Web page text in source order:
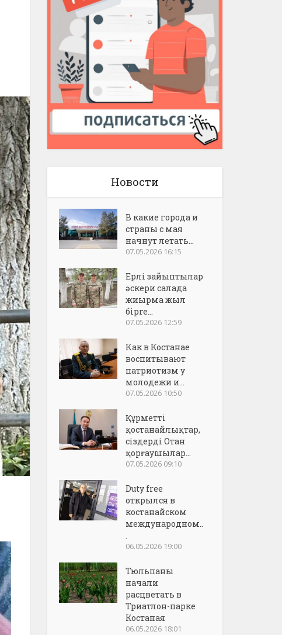
Новости
В какие города и
страны с мая
начнут летать...
07.05.2026 16:15
Ерлі зайыптылар
әскери салада
жиырма жыл
бірге...
07.05.2026 12:59
Как в Костанае
воспитывают
патриотизм у
молодежи и...
07.05.2026 10:50
Құрметті
қостанайлықтар,
сіздерді Отан
қорғаушылар...
07.05.2026 09:10
Duty free
открылся в
костанайском
международном..
.
06.05.2026 19:00
Тюльпаны
начали
расцветать в
Триатлон-парке
Костаная
06.05.2026 18:01